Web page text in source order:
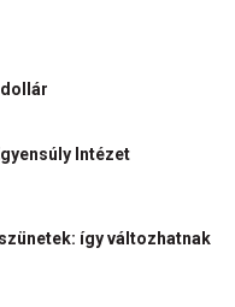
Intézet
így változhatnak